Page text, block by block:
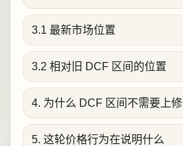
3.1 最新市场位置
3.2 相对旧 DCF 区间的位置
4. 为什么 DCF 区间不需要上修
5. 这轮价格行为在说明什么